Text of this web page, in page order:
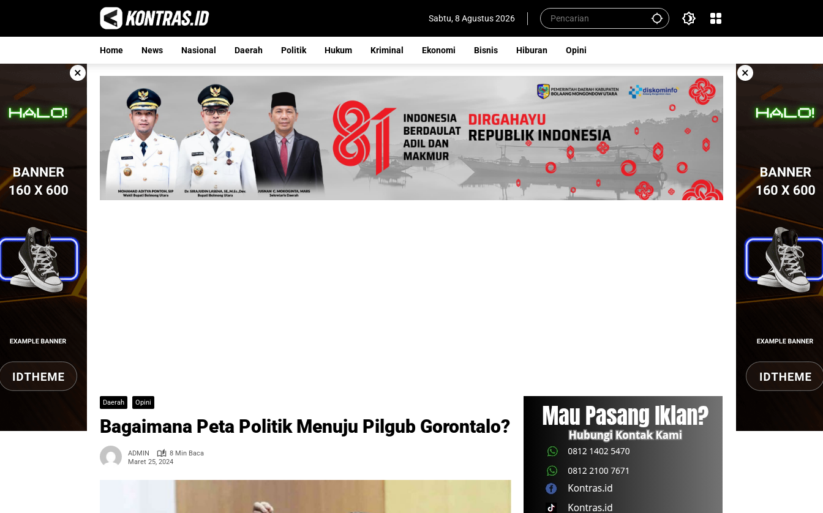
Sabtu, 8 Agustus 2026
Home News Nasional Daerah Politik Hukum Kriminal Ekonomi Bisnis Hiburan Opini
× ×
Daerah Opini
Bagaimana Peta Politik Menuju Pilgub Gorontalo?
ADMIN
8 Min Baca
Maret 25, 2024